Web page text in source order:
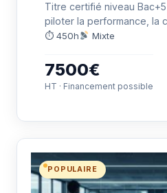
Titre certifié niveau
piloter la performance, la
l’évolution du système
⏱ 450h Mixte
7500€
HT · Financement possible
POPULAIRE